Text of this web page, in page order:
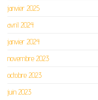
janvier 2025
avril 2024
janvier 2024
novembre 2023
octobre 2023
juin 2023